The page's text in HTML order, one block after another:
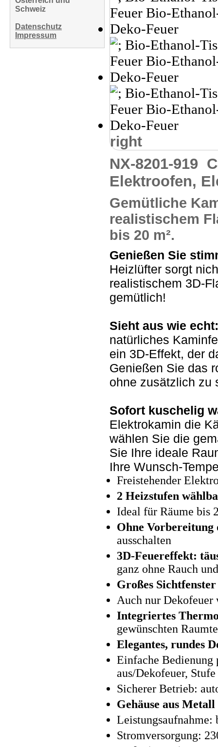
Schweiz
Datenschutz
Impressum
right
NX-8201-919
Elektroofen,
Gemütliche
realistischem
bis 20 m².
Genießen Sie
Heizlüfter sorgt
realistischem 3D-
gemütlich!
Sieht aus wie echt:
natürliches
ein 3D-Effekt, der
Genießen Sie das
ohne zusätzlich zu
Sofort kuschelig
Elektrokamin die
wählen Sie die
Sie Ihre ideale
Ihre Wunsch-
Freistehender
2 Heizstufen
Ideal für Räume bis
Ohne Vorbereitung
ausschalten
3D-Feuereffekt:
ganz ohne Rauch
Großes Sichtfenster
Auch nur
Integriertes
gewünschten
Elegantes, rundes
Einfache Bedienung
aus/Dekofeuer,
Sicherer Betrieb:
Gehäuse aus Metall
Leistungsaufnahme:
Stromversorgung: